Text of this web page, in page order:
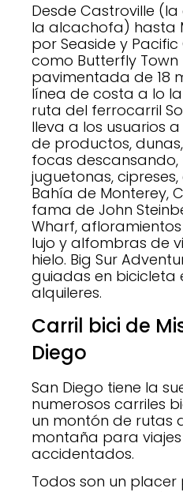
Desde Castroville
la alcachofa) hasta
por Seaside y
como Butterfly Town
pavimentada de 18
línea de costa a lo
ruta del ferrocarril
lleva a los usuarios
de productos,
focas descansando,
juguetonas,
Bahía de Monterey,
fama de John
Wharf,
lujo y alfombras de
hielo. Big Sur
guiadas en bicicleta
alquileres.
Carril bici de
Diego
San Diego tiene la
numerosos carriles
un montón de rutas
montaña para
accidentados.
Todos son un placer